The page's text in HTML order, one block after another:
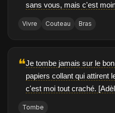
sans vous, mais c'est
Vivre Couteau Bras
❝Je tombe jamais sur le
papiers collant qui attirent
c'est moi tout craché.
Tombe